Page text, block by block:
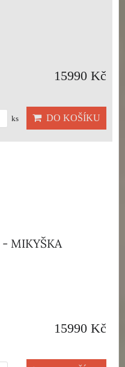
15990 Kč
ks DO KOŠÍKU
- MIKYŠKA
15990 Kč